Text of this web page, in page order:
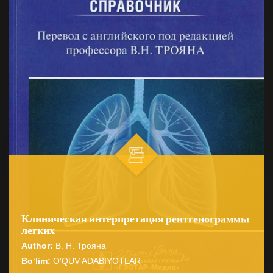
Клиническая интерпретация рентгенограммы
легких
Author: В. Н. Трояна
Bo‘lim: O'QUV ADABIYOTLAR